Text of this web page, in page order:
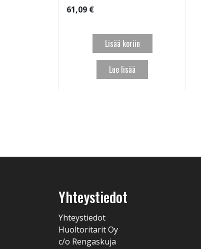
61,09 €
Lisää koriin
Lue lisää
Yhteystiedot
Yhteystiedot
Huoltoritarit Oy
c/o Rengaskuja